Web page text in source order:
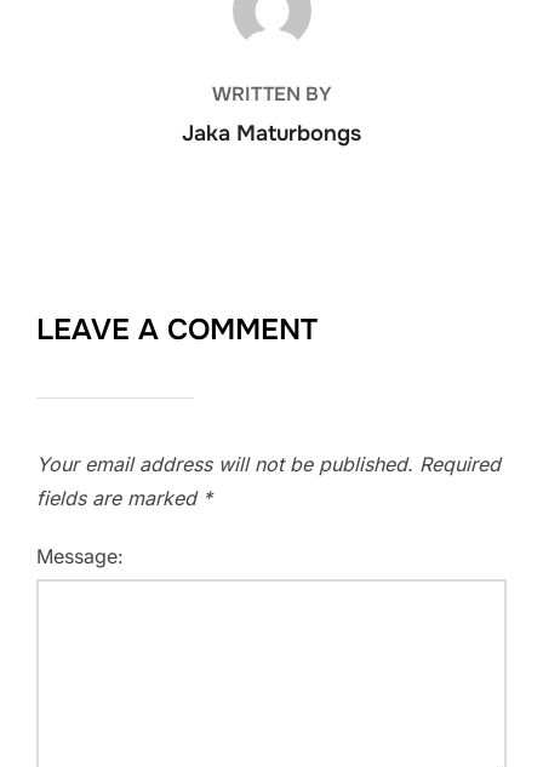
WRITTEN BY
Jaka Maturbongs
LEAVE A COMMENT
Your email address will not be published. Required
fields are marked *
Message: